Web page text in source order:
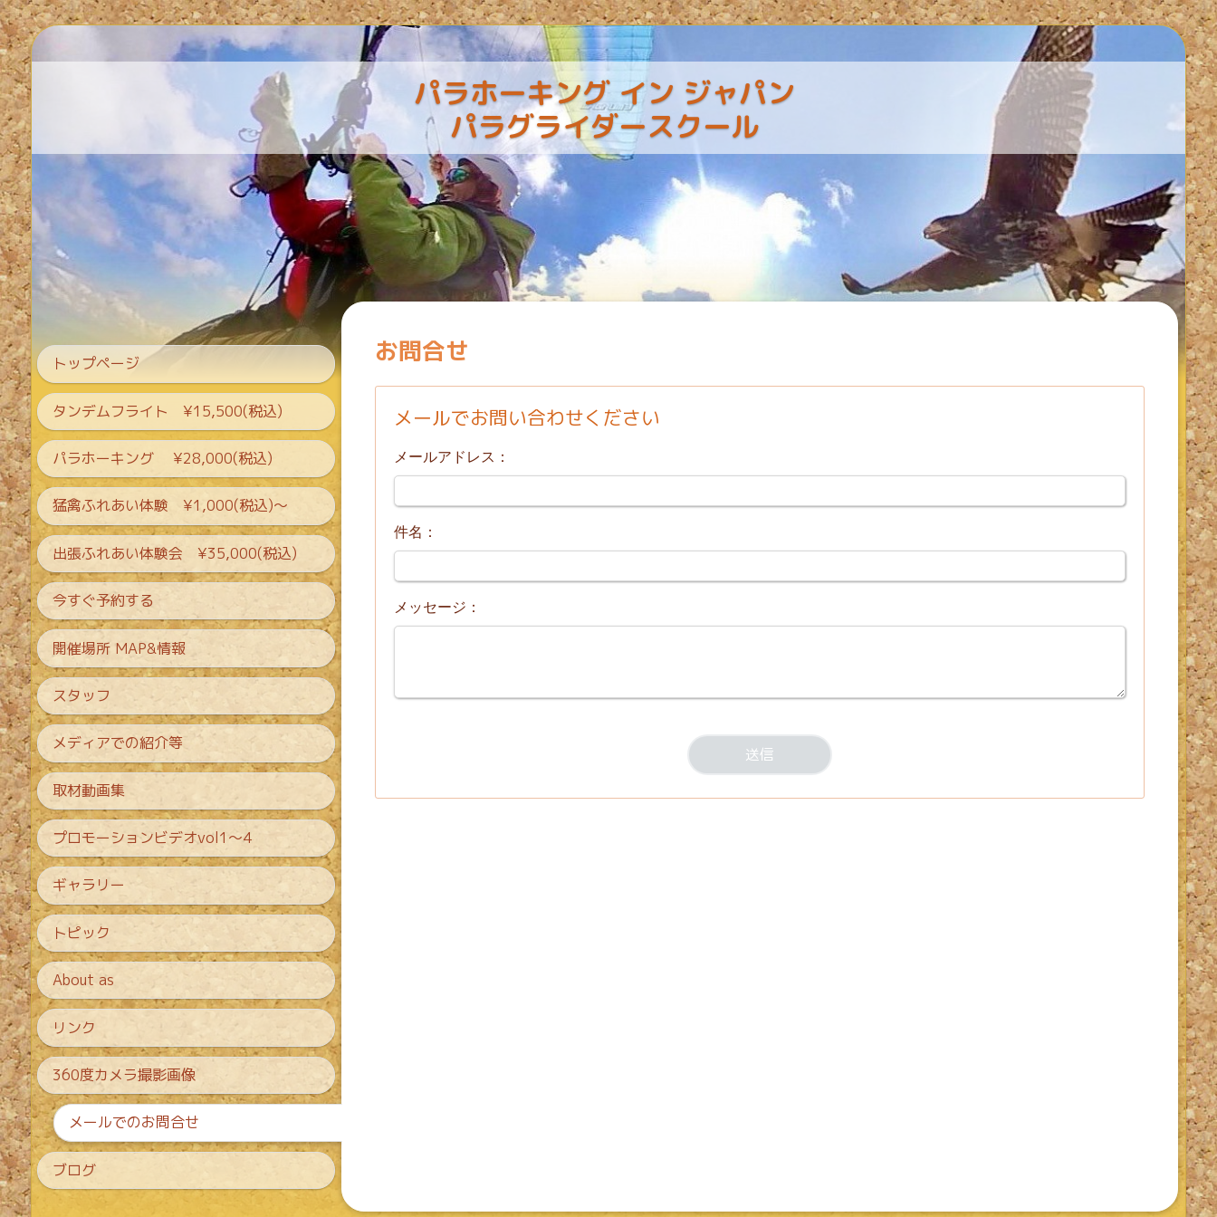
パラホーキング イン ジャパン
パラグライダースクール
トップページ
タンデムフライト ¥15,500(税込)
パラホーキング ¥28,000(税込)
猛禽ふれあい体験 ¥1,000(税込)〜
出張ふれあい体験会 ¥35,000(税込)
今すぐ予約する
開催場所 MAP&情報
スタッフ
メディアでの紹介等
取材動画集
プロモーションビデオvol1〜4
ギャラリー
トピック
About as
リンク
360度カメラ撮影画像
メールでのお問合せ
ブログ
お問合せ
メールでお問い合わせください
メールアドレス：
件名：
メッセージ：